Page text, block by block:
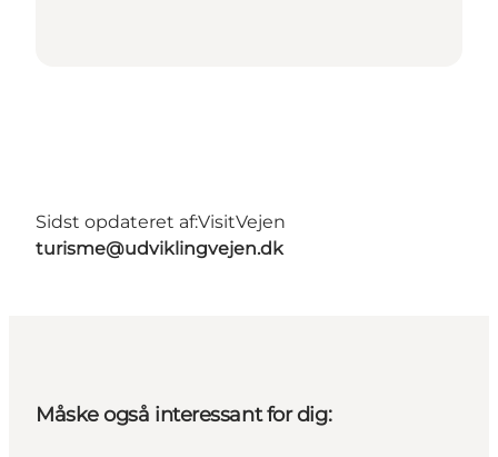
Sidst opdateret af:VisitVejen
turisme@udviklingvejen.dk
Måske også interessant for dig: